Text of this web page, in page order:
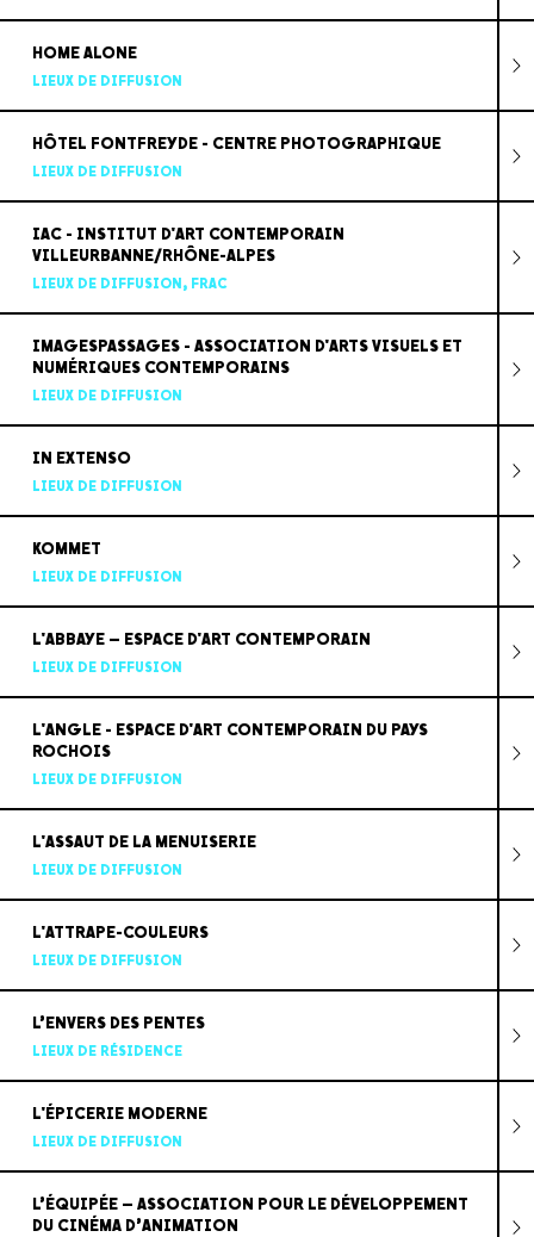
HOME ALONE
LIEUX DE DIFFUSION
HÔTEL FONTFREYDE - CENTRE PHOTOGRAPHIQUE
LIEUX DE DIFFUSION
IAC - INSTITUT D'ART CONTEMPORAIN
VILLEURBANNE/RHÔNE-ALPES
LIEUX DE DIFFUSION, FRAC
IMAGESPASSAGES - ASSOCIATION D'ARTS VISUELS ET
NUMÉRIQUES CONTEMPORAINS
LIEUX DE DIFFUSION
IN EXTENSO
LIEUX DE DIFFUSION
KOMMET
LIEUX DE DIFFUSION
L'ABBAYE – ESPACE D'ART CONTEMPORAIN
LIEUX DE DIFFUSION
L'ANGLE - ESPACE D'ART CONTEMPORAIN DU PAYS
ROCHOIS
LIEUX DE DIFFUSION
L'ASSAUT DE LA MENUISERIE
LIEUX DE DIFFUSION
L'ATTRAPE-COULEURS
LIEUX DE DIFFUSION
L’ENVERS DES PENTES
LIEUX DE RÉSIDENCE
L'ÉPICERIE MODERNE
LIEUX DE DIFFUSION
L’ÉQUIPÉE – ASSOCIATION POUR LE DÉVELOPPEMENT
DU CINÉMA D’ANIMATION